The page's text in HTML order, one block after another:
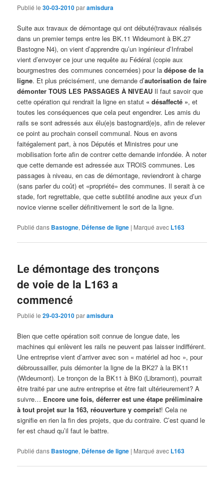
Publié le30-03-2010paramisdura
Suite aux travaux de démontage qui ont débuté(travaux réalisés
dans un premier temps entre les BK.11 Wideumont à BK.27
Bastogne N4), on vient d’apprendre qu’un ingénieur d’Infrabel
vient d’envoyer ce jour une requête au Fédéral (copie aux
bourgmestres des communes concernées) pour ladépose de la
ligne. Et plus précisément, une demande d’autorisation de faire
démonter TOUS LES PASSAGES À NIVEAU Il faut savoir que
cette opération qui rendrait la ligne en statut « désaffecté », et
toutes les conséquences que cela peut engendrer. Les amis du
rails se sont adressés aux élu(e)s bastognard(e)s, afin de relever
ce point au prochain conseil communal. Nous en avons
faitégalement part, à nos Députés et Ministres pour une
mobilisation forte afin de contrer cette demande infondée. À noter
que cette demande est adressée aux TROIS communes. Les
passages à niveau, en cas de démontage, reviendront à charge
(sans parler du coût) et «propriété» des communes. Il serait à ce
stade, fort regrettable, que cette subtilité anodine aux yeux d’un
novice vienne sceller définitivement le sort de la ligne.
Publié dans Bastogne, Défense de ligne | Marqué avec L163
Le démontage des tronçons
de voie de la L163 a
commencé
Publié le29-03-2010paramisdura
Bien que cette opération soit connue de longue date, les
machines qui enlèvent les rails ne peuvent pas laisser indifférent.
Une entreprise vient d’arriver avec son « matériel ad hoc », pour
débroussailler, puis démonter la ligne de la BK27 à la BK11
(Wideumont). Le tronçon de la BK11 à BK0 (Libramont), pourrait
être traité par une autre entreprise et être fait ultérieurement? A
suivre… Encore une fois, déferrer est une étape préliminaire
à tout projet sur la 163, réouverture y compris!! Cela ne
signifie en rien la fin des projets, que du contraire. C’est quand le
fer est chaud qu’il faut le battre.
Publié dans Bastogne, Défense de ligne | Marqué avec L163